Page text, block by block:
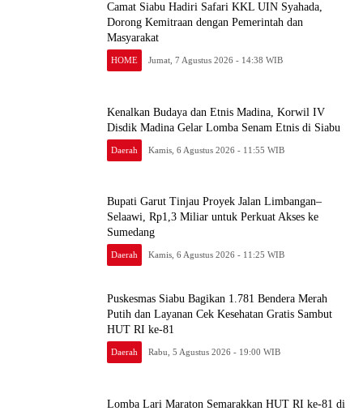
Camat Siabu Hadiri Safari KKL UIN Syahada,
Dorong Kemitraan dengan Pemerintah dan
Masyarakat
HOME Jumat, 7 Agustus 2026 - 14:38 WIB
Kenalkan Budaya dan Etnis Madina, Korwil IV
Disdik Madina Gelar Lomba Senam Etnis di Siabu
Daerah Kamis, 6 Agustus 2026 - 11:55 WIB
Bupati Garut Tinjau Proyek Jalan Limbangan–
Selaawi, Rp1,3 Miliar untuk Perkuat Akses ke
Sumedang
Daerah Kamis, 6 Agustus 2026 - 11:25 WIB
Puskesmas Siabu Bagikan 1.781 Bendera Merah
Putih dan Layanan Cek Kesehatan Gratis Sambut
HUT RI ke-81
Daerah Rabu, 5 Agustus 2026 - 19:00 WIB
Lomba Lari Maraton Semarakkan HUT RI ke-81 di